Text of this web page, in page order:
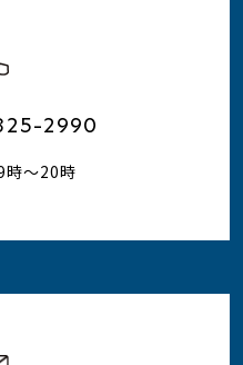
2990
～20時